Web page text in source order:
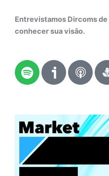
Entrevistamos Dircoms
conhecer sua visão.
S
p
i
f
y